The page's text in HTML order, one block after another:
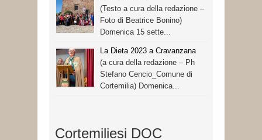
(Testo a cura della redazione –
Foto di Beatrice Bonino)
Domenica 15 sette...
La Dieta 2023 a Cravanzana
(a cura della redazione – Ph
Stefano Cencio_Comune di
Cortemilia) Domenica...
Cortemiliesi DOC